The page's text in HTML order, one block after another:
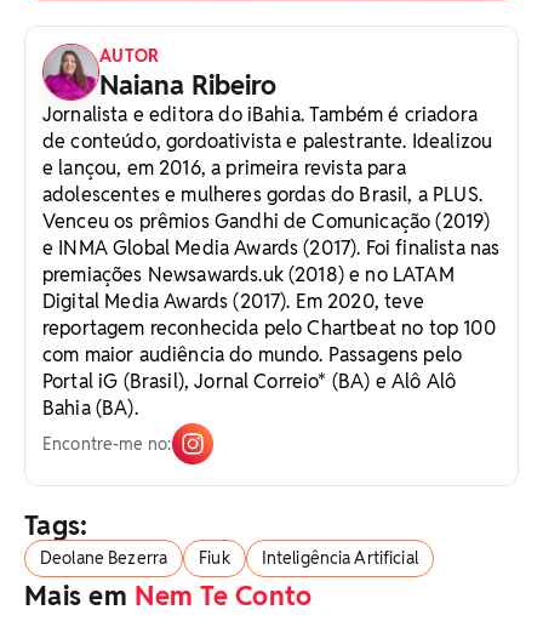
AUTOR
Naiana Ribeiro
Jornalista e editora do iBahia. Também é criadora
de conteúdo, gordoativista e palestrante. Idealizou
e lançou, em 2016, a primeira revista para
adolescentes e mulheres gordas do Brasil, a PLUS.
Venceu os prêmios Gandhi de Comunicação (2019)
e INMA Global Media Awards (2017). Foi finalista nas
premiações Newsawards.uk (2018) e no LATAM
Digital Media Awards (2017). Em 2020, teve
reportagem reconhecida pelo Chartbeat no top 100
com maior audiência do mundo. Passagens pelo
Portal iG (Brasil), Jornal Correio* (BA) e Alô Alô
Bahia (BA).
Encontre-me no:
Tags:
Deolane Bezerra Fiuk Inteligência Artificial
Mais em Nem Te Conto